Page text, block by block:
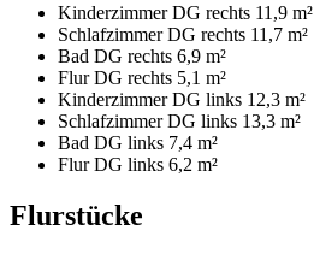
Kinderzimmer DG rechts 11,9 m²
Schlafzimmer DG rechts 11,7 m²
Bad DG rechts 6,9 m²
Flur DG rechts 5,1 m²
Kinderzimmer DG links 12,3 m²
Schlafzimmer DG links 13,3 m²
Bad DG links 7,4 m²
Flur DG links 6,2 m²
Flurstücke